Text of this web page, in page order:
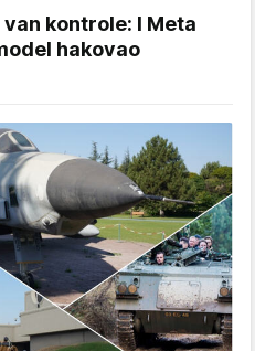
kontrole: I Meta
hakovao